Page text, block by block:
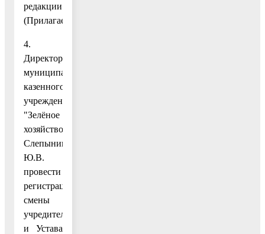
редакции.
(Прилагается.)
4.
Директору
муниципального
казенного
учреждения
"Зелёное
хозяйство"
Слепынинину
Ю.В.
провести
регистрацию
смены
учредителя
и Устава